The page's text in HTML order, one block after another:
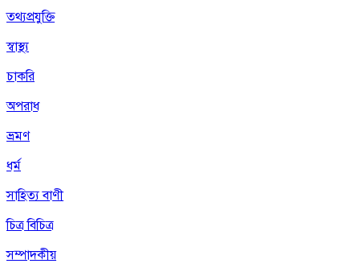
তথ্যপ্রযুক্তি
স্বাস্থ্য
চাকরি
অপরাধ
ভ্রমণ
ধর্ম
সাহিত্য বাণী
চিত্র বিচিত্র
সম্পাদকীয়